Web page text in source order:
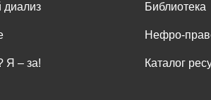
диализ
Я ‒ за!
Библиотека
Нефро-
Каталог